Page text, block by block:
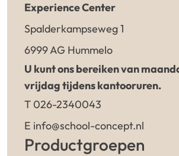
Experience Center
Spalderkampseweg 1
6999 AG Hummelo
U kunt ons bereiken van
vrijdag tijdens kantooruren.
T 026-2340043
E info@school-concept.nl
Productgroepen